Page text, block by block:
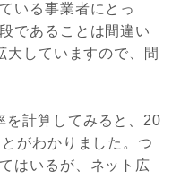
いる事業者にとっ
であることは間違い
していますので、間
を計算してみると、20
がわかりました。つ
はいるが、ネット広